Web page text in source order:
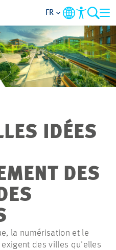
PRIORITAIRES
FR
IDÉES
DES
la numérisation et le
des villes qu'elles